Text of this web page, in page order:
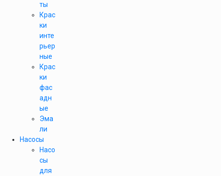
ты
Крас
ки
инте
рьер
ные
Крас
ки
фас
адн
ые
Эма
ли
Насосы
Насо
сы
для